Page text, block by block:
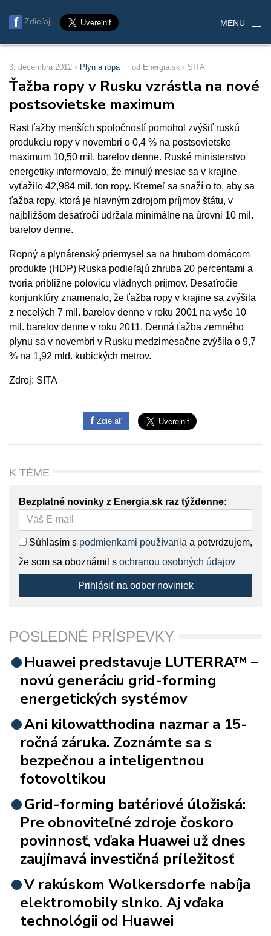
Zdieľaj MENU
3. decembra 2012 Plyn a ropa od Energia.sk SITA
Ťažba ropy v Rusku vzrástla na nové
postsovietske maximum
Rast ťažby menších spoločností pomohol zvýšiť ruskú
produkciu ropy v novembri o 0,4 % na postsovietske
maximum 10,50 mil. barelov denne. Ruské ministerstvo
energetiky informovalo, že minulý mesiac sa v krajine
vyťažilo 42,984 mil. ton ropy. Kremeľ sa snaží o to, aby sa
ťažba ropy, ktorá je hlavným zdrojom príjmov štátu, v
najbližšom desaťročí udržala minimálne na úrovni 10 mil.
barelov denne.
Ropný a plynárenský priemysel sa na hrubom domácom
produkte (HDP) Ruska podieľajú zhruba 20 percentami a
tvoria približne polovicu vládnych príjmov. Desaťročie
konjunktúry znamenalo, že ťažba ropy v krajine sa zvýšila
z necelých 7 mil. barelov denne v roku 2001 na vyše 10
mil. barelov denne v roku 2011. Denná ťažba zemného
plynu sa v novembri v Rusku medzimesačne zvýšila o 9,7
% na 1,92 mld. kubických metrov.
Zdroj: SITA
Zdieľať
K TÉME
Bezplatné novinky z Energia.sk raz týždenne:
Súhlasím s podmienkami používania a potvrdzujem,
že som sa oboznámil s ochranou osobných údajov
Prihlásiť na odber noviniek
POSLEDNÉ PRÍSPEVKY
Huawei predstavuje LUTERRA™ –
novú generáciu grid-forming
energetických systémov
Ani kilowatthodina nazmar a 15-
ročná záruka. Zoznámte sa s
bezpečnou a inteligentnou
fotovoltikou
Grid-forming batériové úložiská:
Pre obnoviteľné zdroje čoskoro
povinnosť, vďaka Huawei už dnes
zaujímavá investičná príležitosť
V rakúskom Wolkersdorfe nabíja
elektromobily slnko. Aj vďaka
technológii od Huawei